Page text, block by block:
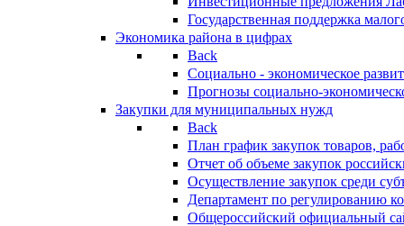
Государственная поддержка
Экономика района в цифрах
Back
Социально - экономическое
Прогнозы социально-
Закупки для муниципальных нужд
Back
План график закупок товаров,
Отчет об объеме закупок
Осуществление закупок среди
Департамент по регулированию
Общероссийский официальный